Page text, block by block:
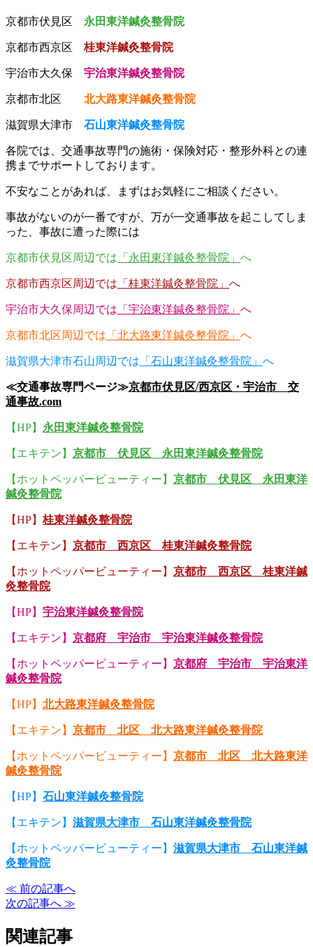
京都市伏見区 永田東洋鍼灸整骨院
京都市西京区 桂東洋鍼灸整骨院
宇治市大久保 宇治東洋鍼灸整骨院
京都市北区 北大路東洋鍼灸整骨院
滋賀県大津市 石山東洋鍼灸整骨院
各院では、交通事故専門の施術・保険対応・整形外科との連
携までサポートしております。
不安なことがあれば、まずはお気軽にご相談ください。
事故がないのが一番ですが、万が一交通事故を起こしてしま
った、事故に遭った際には
京都市伏見区周辺では 「永田東洋鍼灸整骨院」 へ
京都市西京区周辺では 「桂東洋鍼灸整骨院」 へ
宇治市大久保周辺では 「宇治東洋鍼灸整骨院」 へ
京都市北区周辺では 「北大路東洋鍼灸整骨院」 へ
滋賀県大津市石山周辺では 「石山東洋鍼灸整骨院」 へ
≪交通事故専門ページ≫京都市伏見区/西京区・宇治市 交
通事故.com
【HP】 永田東洋鍼灸整骨院
【エキテン】 京都市 伏見区 永田東洋鍼灸整骨院
【ホットペッパービューティー】 京都市 伏見区 永田東洋
鍼灸整骨院
【HP】 桂東洋鍼灸整骨院
【エキテン】 京都市 西京区 桂東洋鍼灸整骨院
【ホットペッパービューティー】 京都市 西京区 桂東洋鍼
灸整骨院
【HP】 宇治東洋鍼灸整骨院
【エキテン】 京都府 宇治市 宇治東洋鍼灸整骨院
【ホットペッパービューティー】 京都府 宇治市 宇治東洋
鍼灸整骨院
【HP】 北大路東洋鍼灸整骨院
【エキテン】 京都市 北区 北大路東洋鍼灸整骨院
【ホットペッパービューティー】 京都市 北区 北大路東洋
鍼灸整骨院
【HP】 石山東洋鍼灸整骨院
【エキテン】 滋賀県大津市 石山東洋鍼灸整骨院
【ホットペッパービューティー】 滋賀県大津市 石山東洋鍼
灸整骨院
≪ 前の記事へ
次の記事へ ≫
関連記事